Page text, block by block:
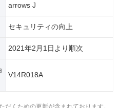
arrows J
セキュリティの向上
2021年2月1日より順次
V14R018A
くための更新が含まれております。